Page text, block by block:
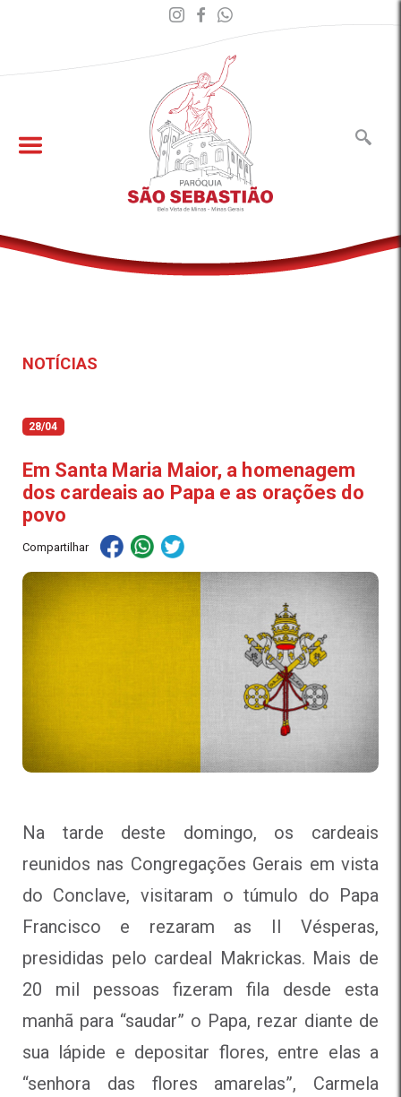
NOTÍCIAS
28/04
Em Santa Maria Maior, a homenagem
dos cardeais ao Papa e as orações do
povo
Compartilhar
Na tarde deste domingo, os cardeais
reunidos nas Congregações Gerais em vista
do Conclave, visitaram o túmulo do Papa
Francisco e rezaram as II Vésperas,
presididas pelo cardeal Makrickas. Mais de
20 mil pessoas fizeram fila desde esta
manhã para “saudar” o Papa, rezar diante de
sua lápide e depositar flores, entre elas a
“senhora das flores amarelas”, Carmela